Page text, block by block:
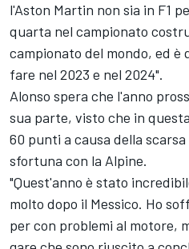
l'Aston Martin non sia in F1
quarta nel campionato
campionato del mondo, ed è
fare nel 2023 e nel 2024".
Alonso spera che l'anno
sua parte, visto che in
60 punti a causa della
sfortuna con la Alpine.
"Quest'anno è stato
molto dopo il Messico. Ho
per con problemi al motore,